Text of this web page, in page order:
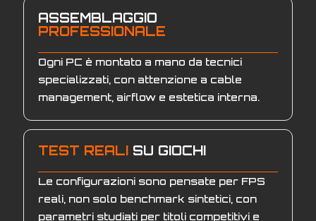
ASSEMBLAGGIO
PROFESSIONALE
Ogni PC è montato a mano da tecnici
specializzati, con attenzione a cable
management, airflow e estetica interna.
TEST REALI SU GIOCHI
Le configurazioni sono pensate per FPS
reali, non solo benchmark sintetici, con
parametri studiati per titoli competitivi e